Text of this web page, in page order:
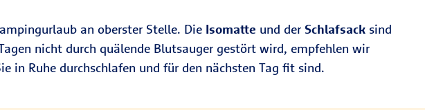
an oberster Stelle. Die Isomatte und der Schlafsack sind
nicht durch quälende Blutsauger gestört wird, empfehlen wir
in Ruhe durchschlafen und für den nächsten Tag fit sind.